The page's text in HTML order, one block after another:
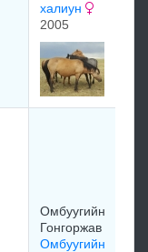
халиун
2005
Омбуугийн
Гонгоржав
Омбуугийн